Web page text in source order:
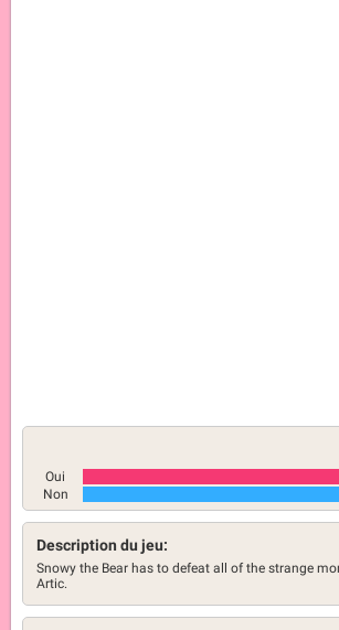
Oui
Non
Description du jeu:
Snowy the Bear has to defeat all of the strange
Artic.